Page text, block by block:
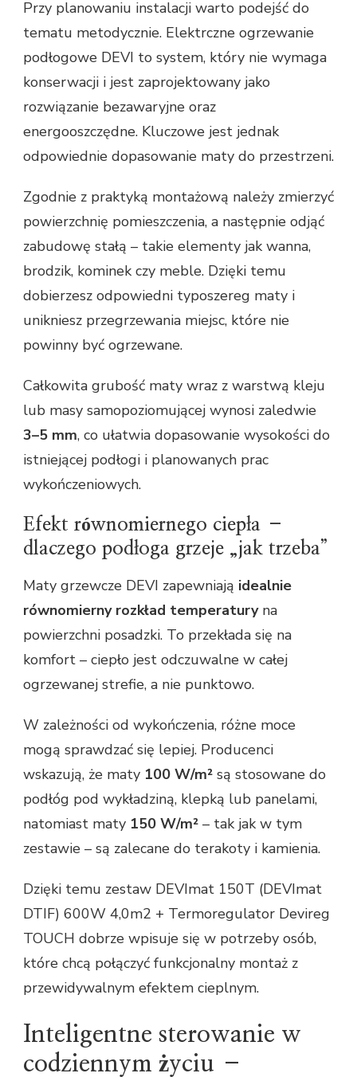
Przy planowaniu instalacji warto podejść do
tematu metodycznie. Elektrczne ogrzewanie
podłogowe DEVI to system, który nie wymaga
konserwacji i jest zaprojektowany jako
rozwiązanie bezawaryjne oraz
energooszczędne. Kluczowe jest jednak
odpowiednie dopasowanie maty do przestrzeni.
Zgodnie z praktyką montażową należy zmierzyć
powierzchnię pomieszczenia, a następnie odjąć
zabudowę stałą – takie elementy jak wanna,
brodzik, kominek czy meble. Dzięki temu
dobierzesz odpowiedni typoszereg maty i
unikniesz przegrzewania miejsc, które nie
powinny być ogrzewane.
Całkowita grubość maty wraz z warstwą kleju
lub masy samopoziomującej wynosi zaledwie
3–5 mm, co ułatwia dopasowanie wysokości do
istniejącej podłogi i planowanych prac
wykończeniowych.
Efekt równomiernego ciepła –
dlaczego podłoga grzeje „jak trzeba”
Maty grzewcze DEVI zapewniają idealnie
równomierny rozkład temperaturyna
powierzchni posadzki. To przekłada się na
komfort – ciepło jest odczuwalne w całej
ogrzewanej strefie, a nie punktowo.
W zależności od wykończenia, różne moce
mogą sprawdzać się lepiej. Producenci
wskazują, że maty 100 W/m² są stosowane do
podłóg pod wykładziną, klepką lub panelami,
natomiast maty 150 W/m² – tak jak w tym
zestawie – są zalecane do terakoty i kamienia.
Dzięki temu zestaw DEVImat 150T (DEVImat
DTIF) 600W 4,0m2 + Termoregulator Devireg
TOUCH dobrze wpisuje się w potrzeby osób,
które chcą połączyć funkcjonalny montaż z
przewidywalnym efektem cieplnym.
Inteligentne sterowanie w
codziennym życiu –